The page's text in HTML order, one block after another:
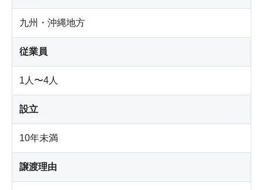
九州・沖縄地方
従業員
1人〜4人
設立
10年未満
譲渡理由